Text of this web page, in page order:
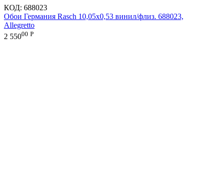
КОД: 688023
Обои Германия Rasch 10,05x0,53 винил/флиз. 688023,
Allegretto
2 55000 Р